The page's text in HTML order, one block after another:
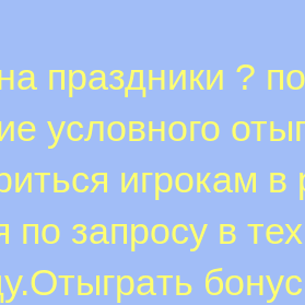
праздники ?
условного
игрокам
по запросу в